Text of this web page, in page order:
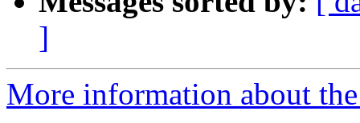
]
More information about